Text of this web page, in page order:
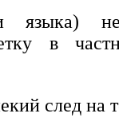
языка) не
в
след на